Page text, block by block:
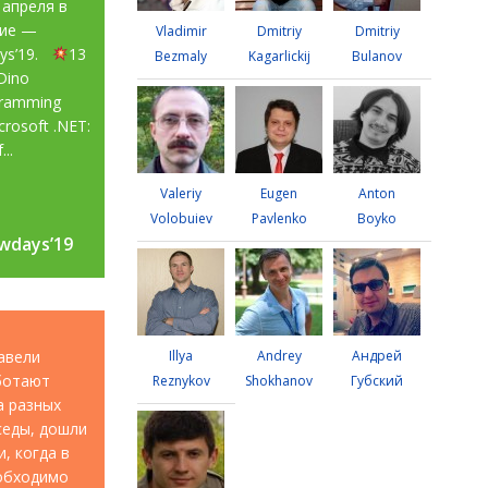
в
—
13
.NET:
разных
дошли
когда в
Vladimir
Bezmaly
Dmitriy
Kagarlickij
Dmitriy
Bulanov
Valeriy
Volobuiev
Eugen
Pavlenko
Anton
Boyko
Illya
Reznykov
Andrey
Shokhanov
Андрей
Губский